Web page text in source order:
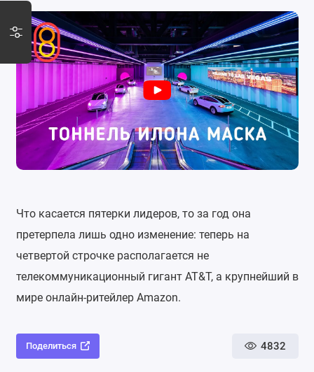
Что касается пятерки лидеров, то за год она
претерпела лишь одно изменение: теперь на
четвертой строчке располагается не
телекоммуникационный гигант AT&T, а крупнейший в
мире онлайн-ритейлер Amazon.
Поделиться 4832